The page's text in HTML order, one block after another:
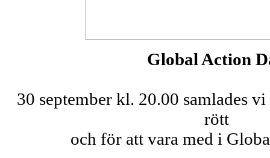
Global Action
30 september kl. 20.00 samlades
rött
och för att vara med i